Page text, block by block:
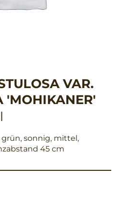
VAR.
'MOHIKANER'
grün, sonnig, mittel,
45 cm